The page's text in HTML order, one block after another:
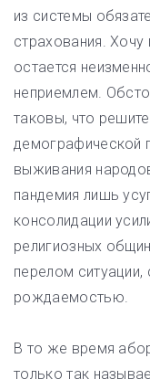
из системы
страхования. Хочу
остается
неприемлем.
таковы, что
демографической
выживания
пандемия лишь
консолидации
религиозных
перелом ситуации,
рождаемостью.
В то же время
только так